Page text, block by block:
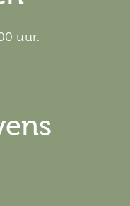
uur.